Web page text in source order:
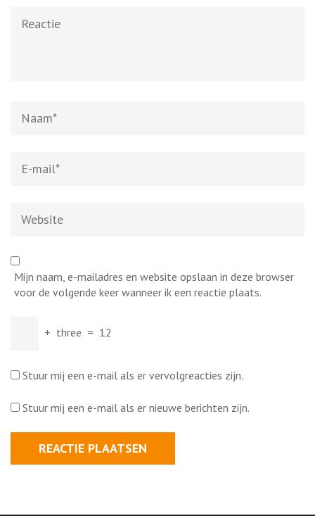
mail*
Mijn naam, e-mailadres en website opslaan in deze browser
voor de volgende keer wanneer ik een reactie plaats.
+ three = 12
Stuur mij een e-mail als er vervolgreacties zijn.
Stuur mij een e-mail als er nieuwe berichten zijn.